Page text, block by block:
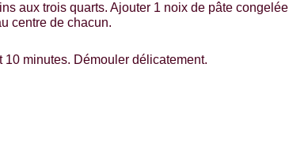
aux trois quarts. Ajouter 1 noix de pâte congelée
centre de chacun.
10 minutes. Démouler délicatement.